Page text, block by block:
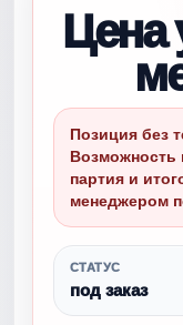
Цена
Позиция без
Возможность
партия и
менеджером
СТАТУС
под заказ